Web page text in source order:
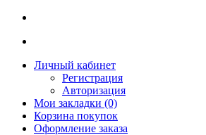
Личный кабинет
Регистрация
Авторизация
Мои закладки (0)
Корзина покупок
Оформление заказа